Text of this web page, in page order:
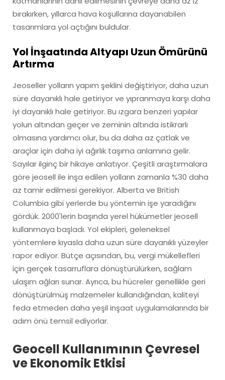
bırakırken, yıllarca hava koşullarına dayanabilen
tasarımlara yol açtığını buldular.
Yol İnşaatında Altyapı Uzun Ömürünü
Artırma
Jeoseller yolların yapım şeklini değiştiriyor, daha uzun
süre dayanıklı hale getiriyor ve yıpranmaya karşı daha
iyi dayanıklı hale getiriyor. Bu ızgara benzeri yapılar
yolun altından geçer ve zeminin altında istikrarlı
olmasına yardımcı olur, bu da daha az çatlak ve
araçlar için daha iyi ağırlık taşıma anlamına gelir.
Sayılar ilginç bir hikaye anlatıyor. Çeşitli araştırmalara
göre jeosell ile inşa edilen yolların zamanla %30 daha
az tamir edilmesi gerekiyor. Alberta ve British
Columbia gibi yerlerde bu yöntemin işe yaradığını
gördük. 2000'lerin başında yerel hükümetler jeosell
kullanmaya başladı. Yol ekipleri, geleneksel
yöntemlere kıyasla daha uzun süre dayanıklı yüzeyler
rapor ediyor. Bütçe açısından, bu, vergi mükellefleri
için gerçek tasarruflara dönüştürülürken, sağlam
ulaşım ağları sunar. Ayrıca, bu hücreler genellikle geri
dönüştürülmüş malzemeler kullandığından, kaliteyi
feda etmeden daha yeşil inşaat uygulamalarında bir
adım önü temsil ediyorlar.
Geocell Kullanımının Çevresel
ve Ekonomik Etkisi